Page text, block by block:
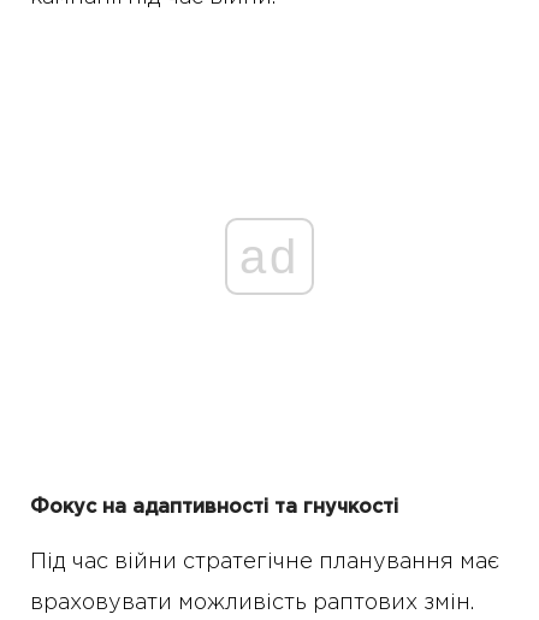
ad
Фокус на адаптивності та гнучкості
Під час війни стратегічне планування має
враховувати можливість раптових змін.